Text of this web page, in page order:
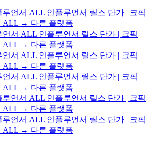
언서 ALL 인플루언서 릴스 단가 | 크픽
ALL → 다른 플랫폼
서 ALL 인플루언서 릴스 단가 | 크픽
ALL → 다른 플랫폼
서 ALL 인플루언서 릴스 단가 | 크픽
ALL → 다른 플랫폼
서 ALL 인플루언서 릴스 단가 | 크픽
ALL → 다른 플랫폼
루언서 ALL 인플루언서 릴스 단가 | 크픽
ALL → 다른 플랫폼
언서 ALL 인플루언서 릴스 단가 | 크픽
ALL → 다른 플랫폼